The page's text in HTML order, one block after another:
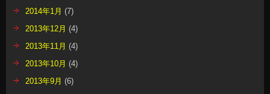
2014年1月 (7)
2013年12月 (4)
2013年11月 (4)
2013年10月 (4)
2013年9月 (6)